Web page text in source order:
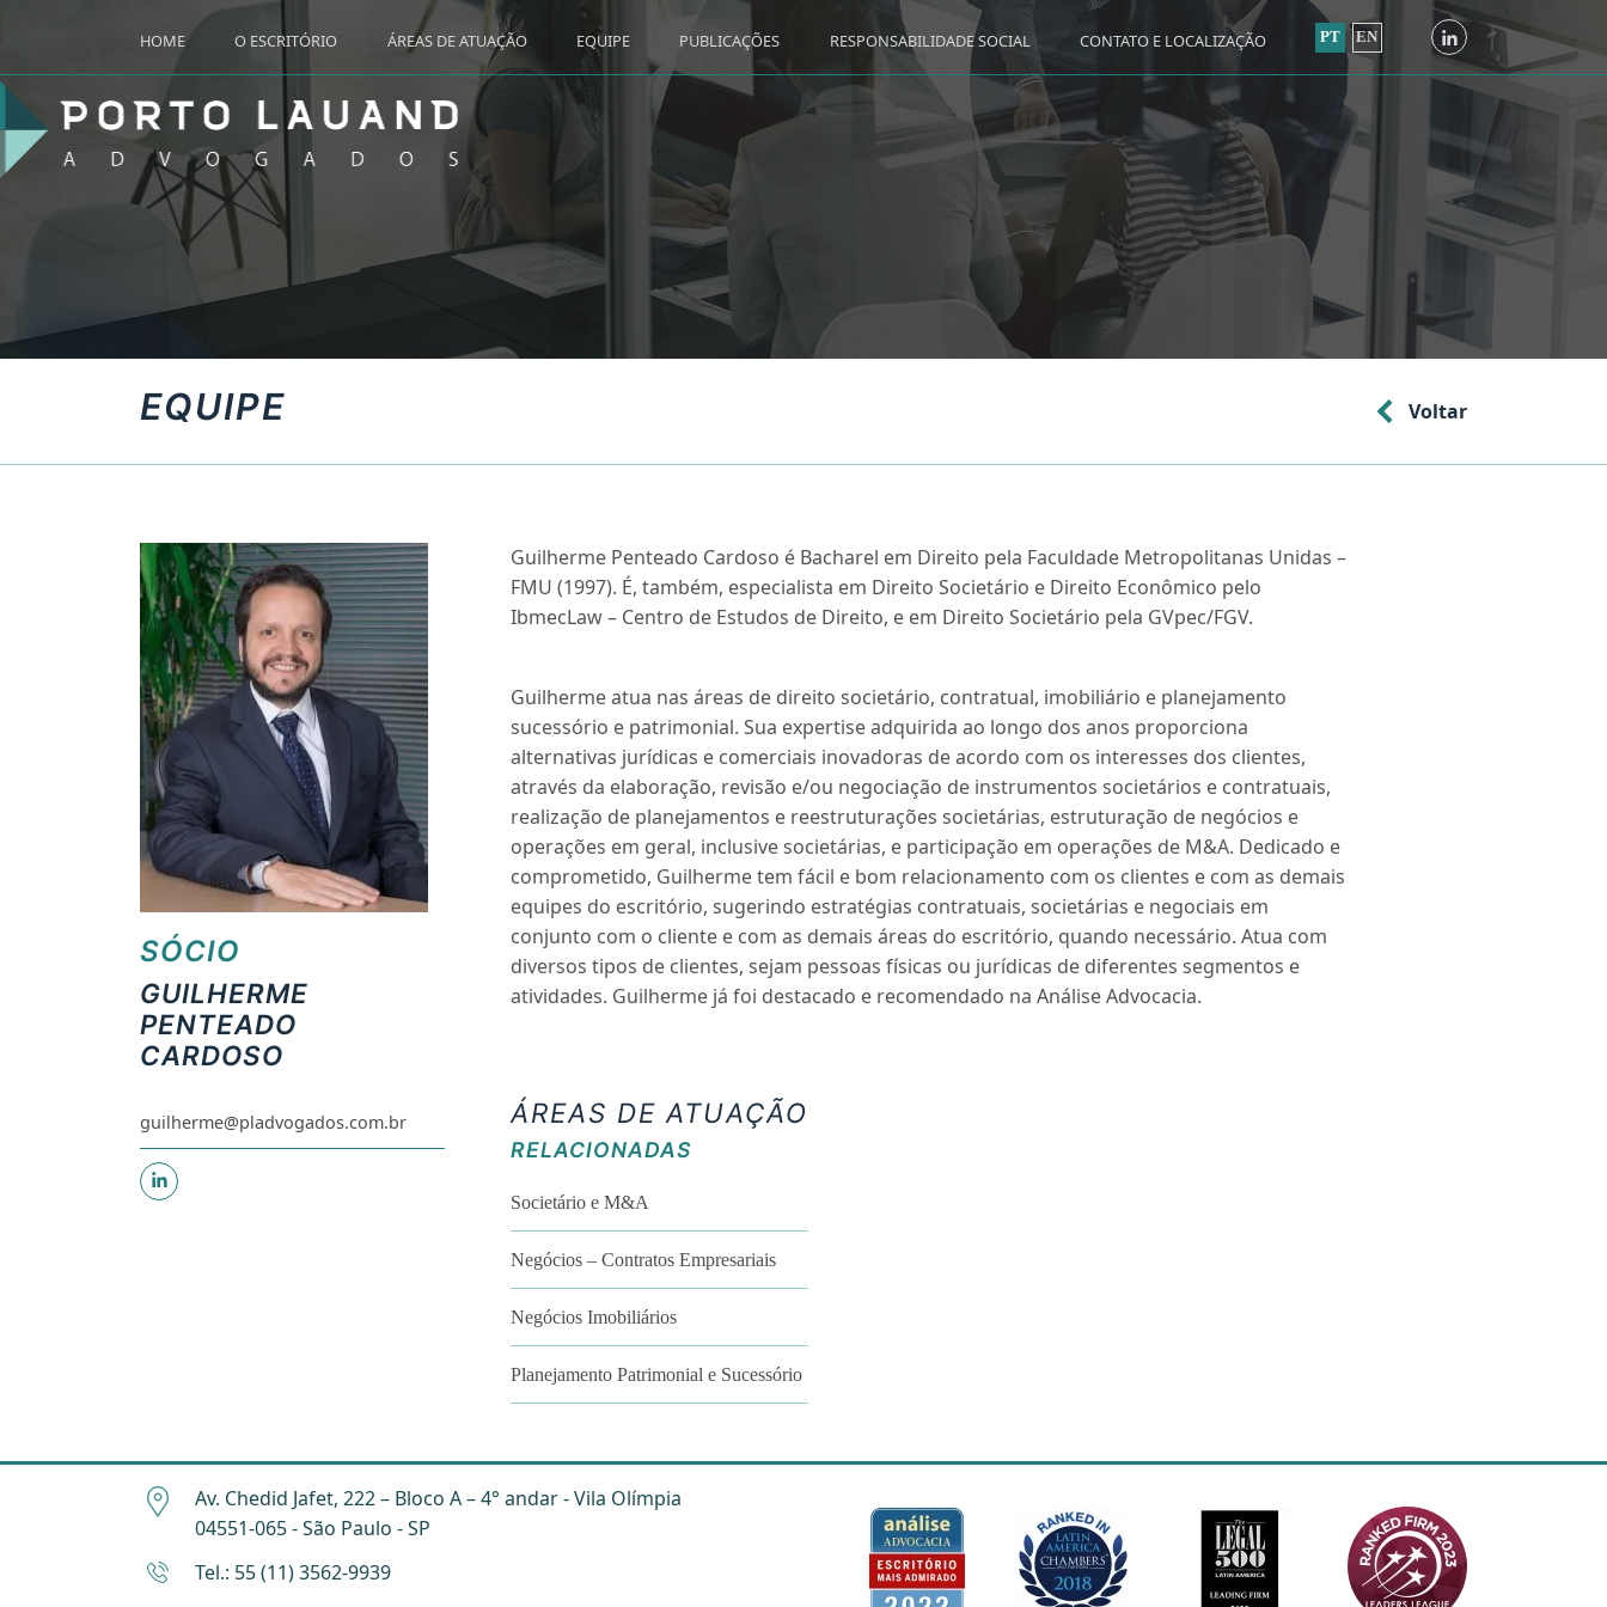
HOME O ESCRITÓRIO ÁREAS DE ATUAÇÃO EQUIPE PUBLICAÇÕES RESPONSABILIDADE SOCIAL CONTATO E LOCALIZAÇÃO PT EN
EQUIPE Voltar
SÓCIO
GUILHERME
PENTEADO
CARDOSO
guilherme@pladvogados.com.br
Guilherme Penteado Cardoso é Bacharel em Direito pela Faculdade Metropolitanas Unidas –
FMU (1997). É, também, especialista em Direito Societário e Direito Econômico pelo
IbmecLaw – Centro de Estudos de Direito, e em Direito Societário pela GVpec/FGV.
Guilherme atua nas áreas de direito societário, contratual, imobiliário e planejamento
sucessório e patrimonial. Sua expertise adquirida ao longo dos anos proporciona
alternativas jurídicas e comerciais inovadoras de acordo com os interesses dos clientes,
através da elaboração, revisão e/ou negociação de instrumentos societários e contratuais,
realização de planejamentos e reestruturações societárias, estruturação de negócios e
operações em geral, inclusive societárias, e participação em operações de M&A. Dedicado e
comprometido, Guilherme tem fácil e bom relacionamento com os clientes e com as demais
equipes do escritório, sugerindo estratégias contratuais, societárias e negociais em
conjunto com o cliente e com as demais áreas do escritório, quando necessário. Atua com
diversos tipos de clientes, sejam pessoas físicas ou jurídicas de diferentes segmentos e
atividades. Guilherme já foi destacado e recomendado na Análise Advocacia.
ÁREAS DE ATUAÇÃO
RELACIONADAS
Societário e M&A
Negócios – Contratos Empresariais
Negócios Imobiliários
Planejamento Patrimonial e Sucessório
Av. Chedid Jafet, 222 – Bloco A – 4° andar - Vila Olímpia
04551-065 - São Paulo - SP
Tel.: 55 (11) 3562-9939